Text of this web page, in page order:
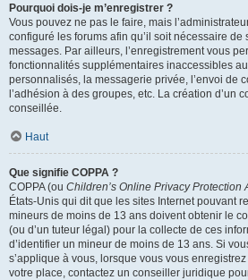
Pourquoi dois-je m’enregistrer ?
Vous pouvez ne pas le faire, mais
configuré les forums afin qu’il soit nécessaire de
messages. Par ailleurs, l’enregistrement vous
fonctionnalités supplémentaires inaccessibles
personnalisés, la messagerie privée, l’envoi de
l’adhésion à des groupes, etc. La création d’un
conseillée.
Haut
Que signifie COPPA ?
COPPA (ou Children’s Online Privacy Protection
États-Unis qui dit que les sites Internet pouvant
mineurs de moins de 13 ans doivent obtenir le
(ou d’un tuteur légal) pour la collecte de ces
d’identifier un mineur de moins de 13 ans. Si
s’applique à vous, lorsque vous vous
votre place, contactez un conseiller juridique